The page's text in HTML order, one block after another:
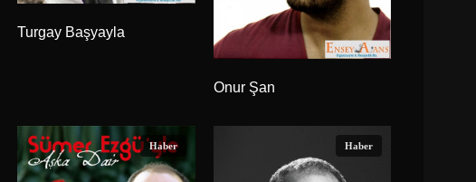
Turgay Başyayla
Onur Şan
Haber Haber